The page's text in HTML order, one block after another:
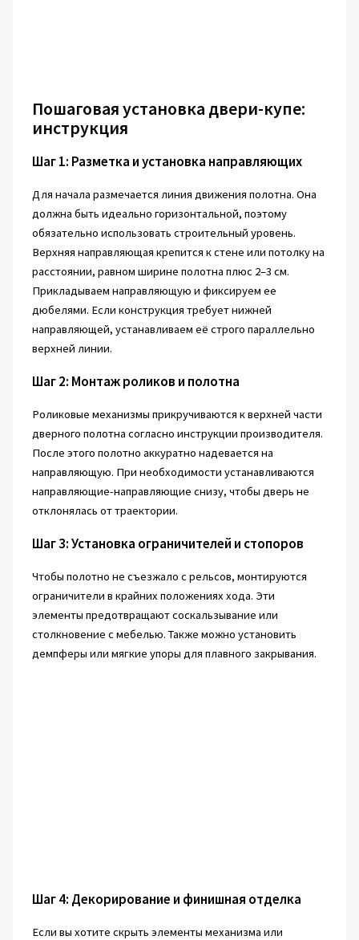
Пошаговая установка двери-купе:
инструкция
Шаг 1: Разметка и установка направляющих
Для начала размечается линия движения полотна. Она
должна быть идеально горизонтальной, поэтому
обязательно использовать строительный уровень.
Верхняя направляющая крепится к стене или потолку на
расстоянии, равном ширине полотна плюс 2–3 см.
Прикладываем направляющую и фиксируем ее
дюбелями. Если конструкция требует нижней
направляющей, устанавливаем её строго параллельно
верхней линии.
Шаг 2: Монтаж роликов и полотна
Роликовые механизмы прикручиваются к верхней части
дверного полотна согласно инструкции производителя.
После этого полотно аккуратно надевается на
направляющую. При необходимости устанавливаются
направляющие-направляющие снизу, чтобы дверь не
отклонялась от траектории.
Шаг 3: Установка ограничителей и стопоров
Чтобы полотно не съезжало с рельсов, монтируются
ограничители в крайних положениях хода. Эти
элементы предотвращают соскальзывание или
столкновение с мебелью. Также можно установить
демпферы или мягкие упоры для плавного закрывания.
Шаг 4: Декорирование и финишная отделка
Если вы хотите скрыть элементы механизма или